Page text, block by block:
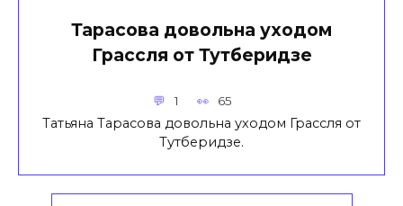
Тарасова довольна уходом
Грассля от Тутберидзе
1 65
Татьяна Тарасова довольна уходом Грассля от
Тутберидзе.